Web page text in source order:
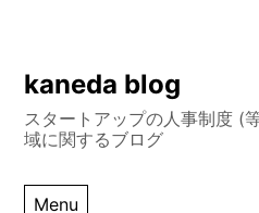
Skip
content
kaneda blog
スタートアップの人事制度 (
域に関するブログ
Menu